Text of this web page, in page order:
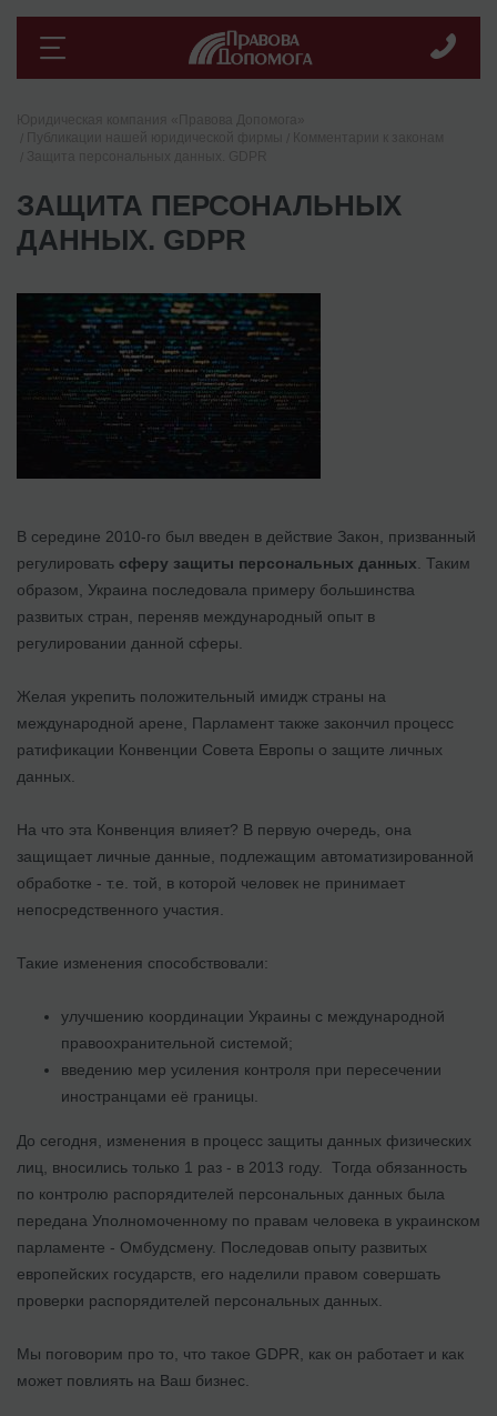
ЗАЩИТА ПЕРСОНАЛЬНЫХ
ДАННЫХ. GDPR
В середине 2010-го был введен в действие Закон, призванный
регулировать сферу защиты персональных данных . Таким
образом, Украина последовала примеру большинства
развитых стран, переняв международный опыт в
регулировании данной сферы.
Желая укрепить положительный имидж страны на
международной арене, Парламент также закончил процесс
ратификации Конвенции Совета Европы о защите личных
данных.
На что эта Конвенция влияет? В первую очередь, она
защищает личные данные, подлежащим автоматизированной
обработке - т.е. той, в которой человек не принимает
непосредственного участия.
Такие изменения способствовали:
улучшению координации Украины с международной
правоохранительной системой;
введению мер усиления контроля при пересечении
иностранцами её границы.
До сегодня, изменения в процесс защиты данных физических
лиц, вносились только 1 раз - в 2013 году. Тогда обязанность
по контролю распорядителей персональных данных была
передана Уполномоченному по правам человека в украинском
парламенте - Омбудсмену. Последовав опыту развитых
европейских государств, его наделили правом совершать
проверки распорядителей персональных данных.
Мы поговорим про то, что такое GDPR, как он работает и как
может повлиять на Ваш бизнес.